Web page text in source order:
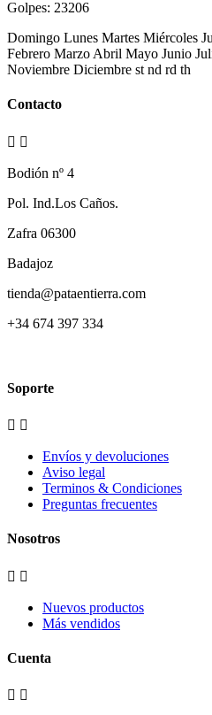
Golpes: 23206
Domingo Lunes Martes Miércoles
Febrero Marzo Abril Mayo Junio
Noviembre Diciembre st nd rd th
Contacto
 
Bodión nº 4
Pol. Ind.Los Caños.
Zafra 06300
Badajoz
tienda@pataentierra.com
+34 674 397 334
Soporte
 
Envíos y devoluciones
Aviso legal
Terminos & Condiciones
Preguntas frecuentes
Nosotros
 
Nuevos productos
Más vendidos
Cuenta
 